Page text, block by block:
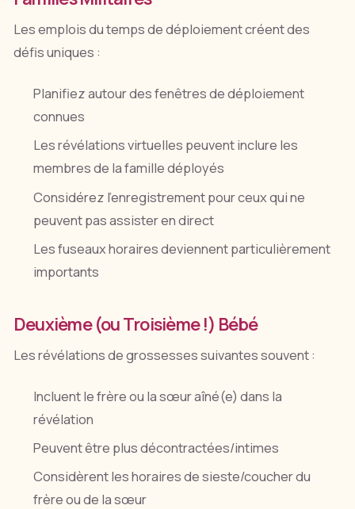
Les emplois du temps de déploiement créent des
défis uniques :
Planifiez autour des fenêtres de déploiement
connues
Les révélations virtuelles peuvent inclure les
membres de la famille déployés
Considérez l'enregistrement pour ceux qui ne
peuvent pas assister en direct
Les fuseaux horaires deviennent particulièrement
importants
Deuxième (ou Troisième !) Bébé
Les révélations de grossesses suivantes souvent :
Incluent le frère ou la sœur aîné(e) dans la
révélation
Peuvent être plus décontractées/intimes
Considèrent les horaires de sieste/coucher du
frère ou de la sœur